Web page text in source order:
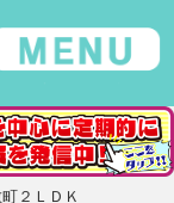
２ＬＤＫ